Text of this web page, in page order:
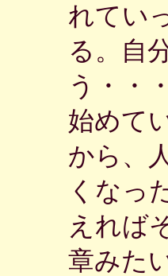
れてい
る。自
う・・
始めて
から、
くなっ
えれば
章みた